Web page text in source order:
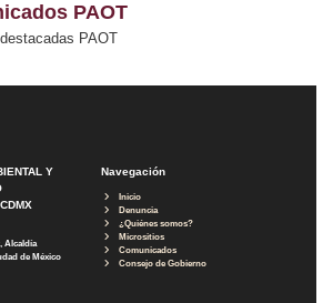
PAOT
PAOT
Y
Alcaldía
de México
Navegación
Inicio
Denuncia
¿Quiénes somos?
Micrositios
Comunicados
Consejo de Gobierno